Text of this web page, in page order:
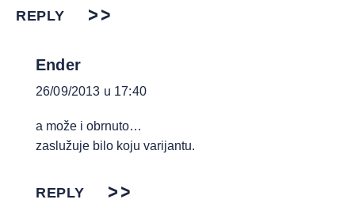
REPLY
Ender
26/09/2013 u 17:40
a može i obrnuto…
zaslužuje bilo koju varijantu.
REPLY